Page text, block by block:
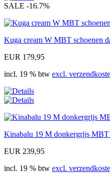
SALE -16.7%
Kuga cream W MBT schoenen
EUR 179,95
incl. 19 % btw excl.
Kinabalu 19 M donkergrijs MBT
EUR 239,95
incl. 19 % btw excl.